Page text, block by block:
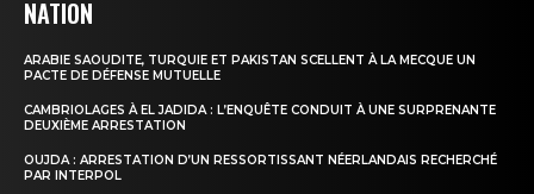
NATION
ARABIE SAOUDITE, TURQUIE ET PAKISTAN SCELLENT À LA MECQUE UN
PACTE DE DÉFENSE MUTUELLE
CAMBRIOLAGES À EL JADIDA : L’ENQUÊTE CONDUIT À UNE SURPRENANTE
DEUXIÈME ARRESTATION
OUJDA : ARRESTATION D’UN RESSORTISSANT NÉERLANDAIS RECHERCHÉ
PAR INTERPOL